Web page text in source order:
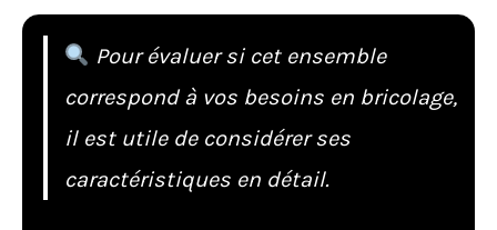
Pour évaluer si cet ensemble
correspond à vos besoins en bricolage,
il est utile de considérer ses
caractéristiques en détail.